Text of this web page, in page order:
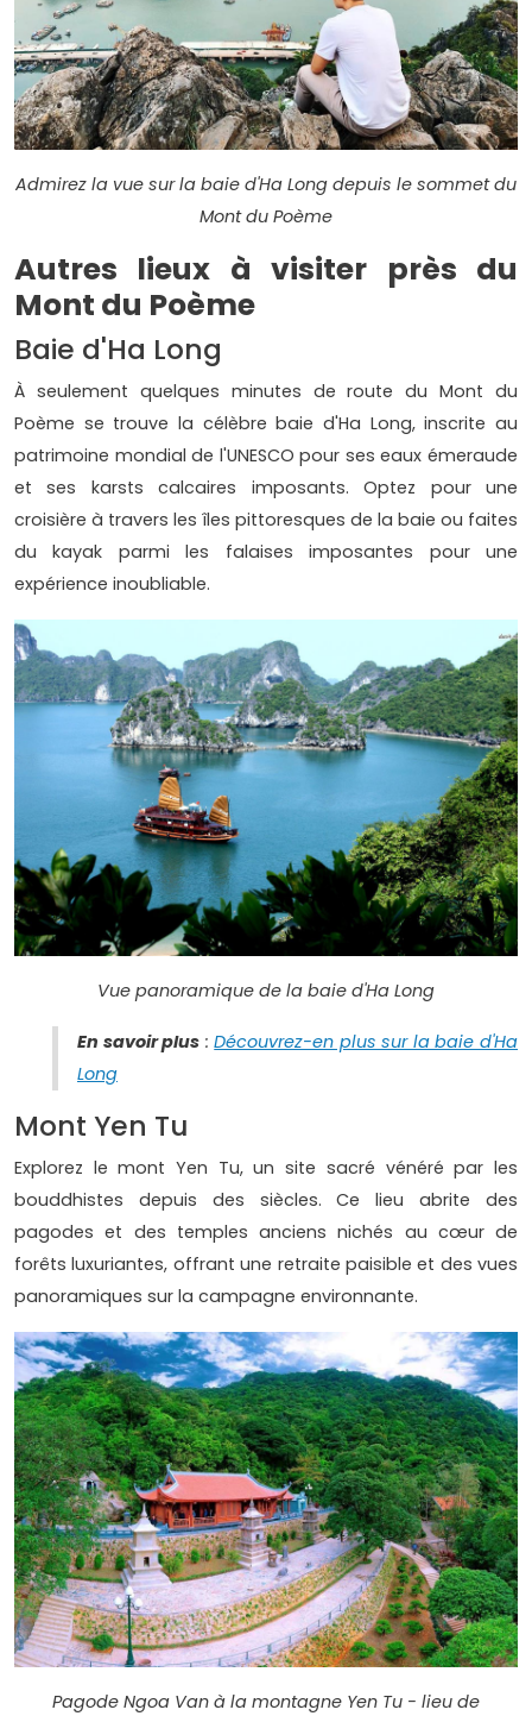
Admirez la vue sur la baie d'Ha Long depuis le sommet du
Mont du Poème
Autres lieux à visiter près du
Mont du Poème
Baie d'Ha Long
À seulement quelques minutes de route du Mont du
Poème se trouve la célèbre baie d'Ha Long, inscrite au
patrimoine mondial de l'UNESCO pour ses eaux émeraude
et ses karsts calcaires imposants. Optez pour une
croisière à travers les îles pittoresques de la baie ou faites
du kayak parmi les falaises imposantes pour une
expérience inoubliable.
Vue panoramique de la baie d'Ha Long
En savoir plus :Découvrez-en plus sur la baie d'Ha
Long
Mont Yen Tu
Explorez le mont Yen Tu, un site sacré vénéré par les
bouddhistes depuis des siècles. Ce lieu abrite des
pagodes et des temples anciens nichés au cœur de
forêts luxuriantes, offrant une retraite paisible et des vues
panoramiques sur la campagne environnante.
Pagode Ngoa Van à la montagne Yen Tu - lieu de